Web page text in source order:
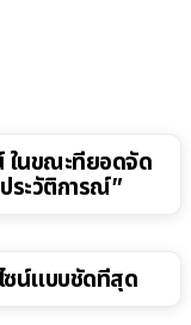
ในขณะที่ยอดจัด
ระวัติการณ์”
ซน์แบบชัดที่สุด